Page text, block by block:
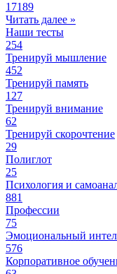
17189
Читать далее »
Наши тесты
254
Тренируй мышление
452
Тренируй память
127
Тренируй внимание
62
Тренируй скорочтение
29
Полиглот
25
Психология и
881
Профессии
75
Эмоциональный
576
Корпоративное